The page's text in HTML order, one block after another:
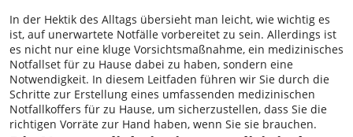
In der Hektik des Alltags übersieht man leicht, wie wichtig es
ist, auf unerwartete Notfälle vorbereitet zu sein. Allerdings ist
es nicht nur eine kluge Vorsichtsmaßnahme, ein medizinisches
Notfallset für zu Hause dabei zu haben, sondern eine
Notwendigkeit. In diesem Leitfaden führen wir Sie durch die
Schritte zur Erstellung eines umfassenden medizinischen
Notfallkoffers für zu Hause, um sicherzustellen, dass Sie die
richtigen Vorräte zur Hand haben, wenn Sie sie brauchen.